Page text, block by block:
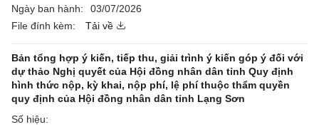
Ngày ban hành:
03/07/2026
File đính kèm:
Tải về
Bản tổng hợp ý kiến, tiếp thu, giải trình ý kiến góp ý đối với
dự thảo Nghị quyết của Hội đồng nhân dân tỉnh Quy định
hình thức nộp, kỳ khai, nộp phí, lệ phí thuộc thẩm quyền
quy định của Hội đồng nhân dân tỉnh Lạng Sơn
Số hiệu: